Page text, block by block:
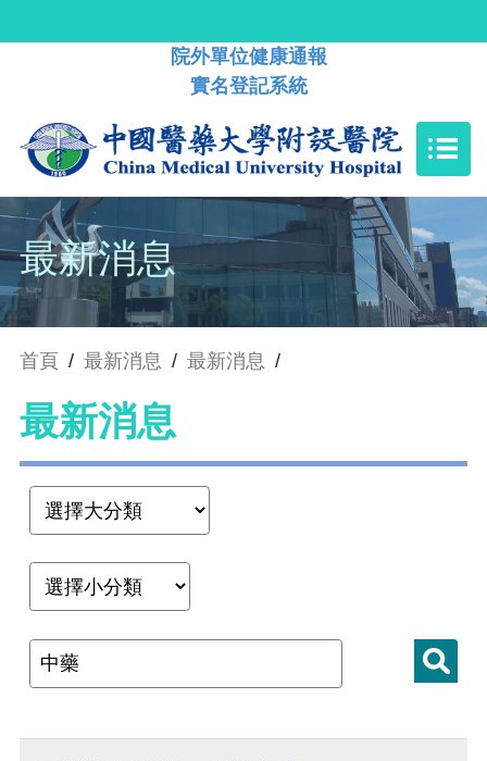
院外單位健康通報
實名登記系統
最新消息
首頁 / 最新消息 / 最新消息 /
最新消息